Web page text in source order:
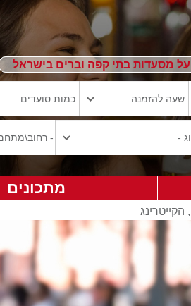
מסעדות בתי קפה וברים בישראל
מתכונים